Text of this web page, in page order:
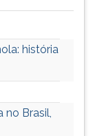
história
no Brasil,